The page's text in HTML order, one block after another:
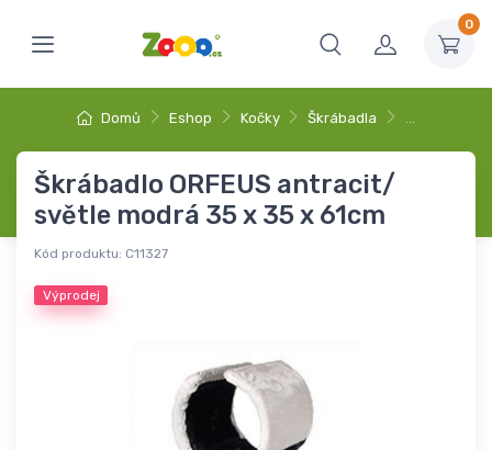
0
Domů Eshop Kočky Škrábadla …
Škrábadlo ORFEUS antracit/
světle modrá 35 x 35 x 61cm
Kód produktu: C11327
Výprodej